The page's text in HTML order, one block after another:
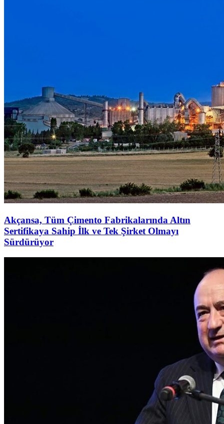
Akçansa, Tüm Çimento Fabrikalarında Altın
Sertifikaya Sahip İlk ve Tek Şirket Olmayı
Sürdürüyor